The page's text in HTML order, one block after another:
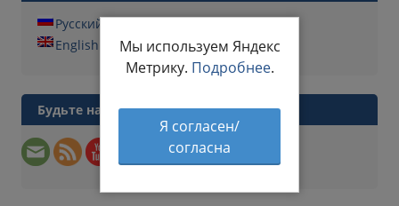
Русский
English
Будьте на связи
Мы используем Яндекс
Метрику. Подробнее.
Я согласен/
согласна